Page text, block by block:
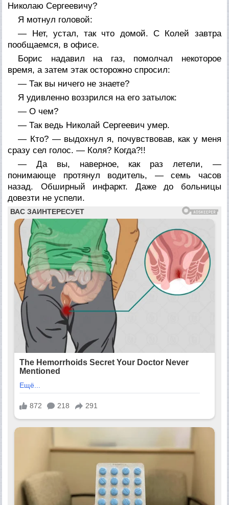
Николаю Сергеевичу?
Я мотнул головой:
— Нет, устал, так что домой. С Колей завтра
пообщаемся, в офисе.
Борис надавил на газ, помолчал некоторое
время, а затем этак осторожно спросил:
— Так вы ничего не знаете?
Я удивленно воззрился на его затылок:
— О чем?
— Так ведь Николай Сергеевич умер.
— Кто? — выдохнул я, почувствовав, как у меня
сразу сел голос. — Коля? Когда?!!
— Да вы, наверное, как раз летели, —
понимающе протянул водитель, — семь часов
назад. Обширный инфаркт. Даже до больницы
довезти не успели.